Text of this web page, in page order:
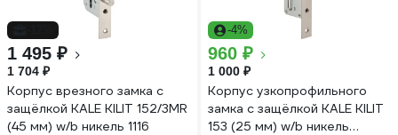
1 495 ₽
1 704 ₽
Корпус врезного замка с
защёлкой KALE KILIT 152/3MR
(45 мм) w/b никель 1116
-4%
960 ₽
1 000 ₽
Корпус узкопрофильного
замка с защёлкой KALE KILIT
153 (25 мм) w/b никель